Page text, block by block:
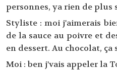
personnes, ya rien de plus
Styliste : moi j'aimerais
de la sauce au poivre et
en dessert. Au chocolat, ça
Moi : ben j'vais appeler la